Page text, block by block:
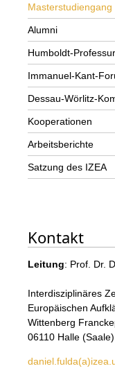
Alumni
Humboldt-Professur
Immanuel-Kant-
Dessau-Wörlitz-
Kooperationen
Arbeitsberichte
Satzung des IZEA
Kontakt
Leitung: Prof. Dr.
Interdisziplinäres
Europäischen
Wittenberg
06110 Halle (Saale)